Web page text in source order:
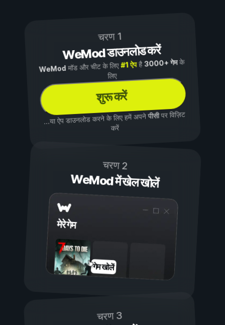
चरण 1
WeMod डाउनलोड करें
WeMod मॉड और चीट के लिए#1 ऐपहै3000+ गेमके
लिए
शुरू करें
...या ऐप डाउनलोड करने के लिए हमें अपनेपीसीपर विज़िट
करें
चरण 2
WeMod में खेल खोलें
मेरे गेम
गेम खोलें
चरण 3